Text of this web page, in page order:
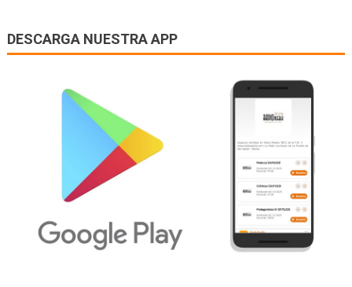
DESCARGA NUESTRA APP